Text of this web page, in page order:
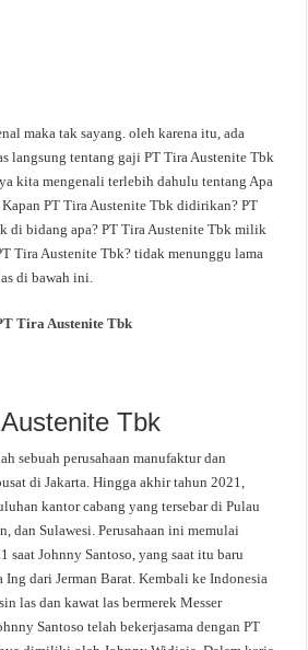
maka tak sayang. oleh karena itu, ada
langsung tentang gaji PT Tira Austenite Tbk
kita mengenali terlebih dahulu tentang Apa
PT Tira Austenite Tbk didirikan? PT
di bidang apa? PT Tira Austenite Tbk milik
Tira Austenite Tbk? tidak menunggu lama
di bawah ini.
Tira Austenite Tbk
Tbk
sebuah perusahaan manufaktur dan
di Jakarta. Hingga akhir tahun 2021,
kantor cabang yang tersebar di Pulau
dan Sulawesi. Perusahaan ini memulai
saat Johnny Santoso, yang saat itu baru
dari Jerman Barat. Kembali ke Indonesia
las dan kawat las bermerek Messer
Santoso telah bekerjasama dengan PT